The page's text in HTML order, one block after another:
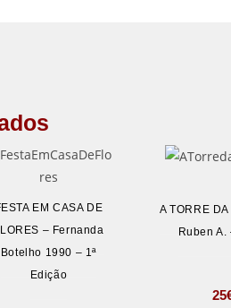
EM CASA DE
– Fernanda
Botelho 1990 – 1ª
Edição
A TORRE
Ruben A.
25